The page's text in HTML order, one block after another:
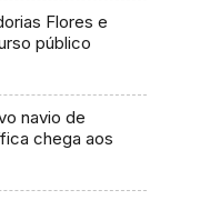
Flores e
público
navio de
chega aos